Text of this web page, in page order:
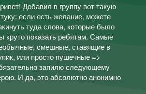
Добавил в группу вот такую
если есть желание, можете
туда слова, которые было
круто показать ребятам. Самые
смешные, ставящие в
или просто пушечные =>
запилю следующему
И да, это абсолютно анонимно